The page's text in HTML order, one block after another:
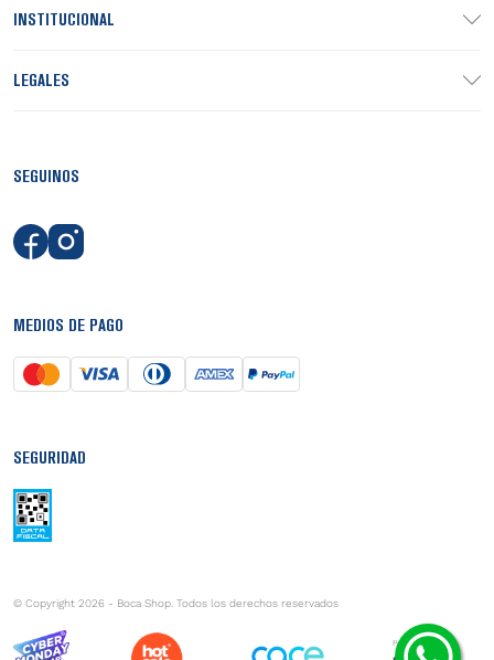
INSTITUCIONAL
LEGALES
SEGUINOS
MEDIOS DE PAGO
SEGURIDAD
© Copyright 2026 - Boca Shop. Todos los derechos reservados